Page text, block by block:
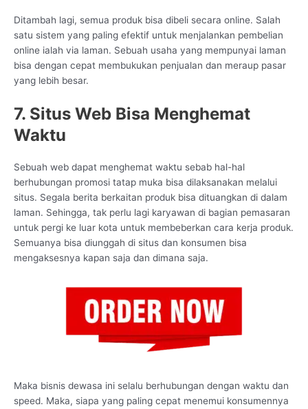
Ditambah lagi, semua produk bisa dibeli secara online. Salah
satu sistem yang paling efektif untuk menjalankan pembelian
online ialah via laman. Sebuah usaha yang mempunyai laman
bisa dengan cepat membukukan penjualan dan meraup pasar
yang lebih besar.
7. Situs Web Bisa Menghemat
Waktu
Sebuah web dapat menghemat waktu sebab hal-hal
berhubungan promosi tatap muka bisa dilaksanakan melalui
situs. Segala berita berkaitan produk bisa dituangkan di dalam
laman. Sehingga, tak perlu lagi karyawan di bagian pemasaran
untuk pergi ke luar kota untuk membeberkan cara kerja produk.
Semuanya bisa diunggah di situs dan konsumen bisa
mengaksesnya kapan saja dan dimana saja.
Maka bisnis dewasa ini selalu berhubungan dengan waktu dan
speed. Maka, siapa yang paling cepat menemui konsumennya